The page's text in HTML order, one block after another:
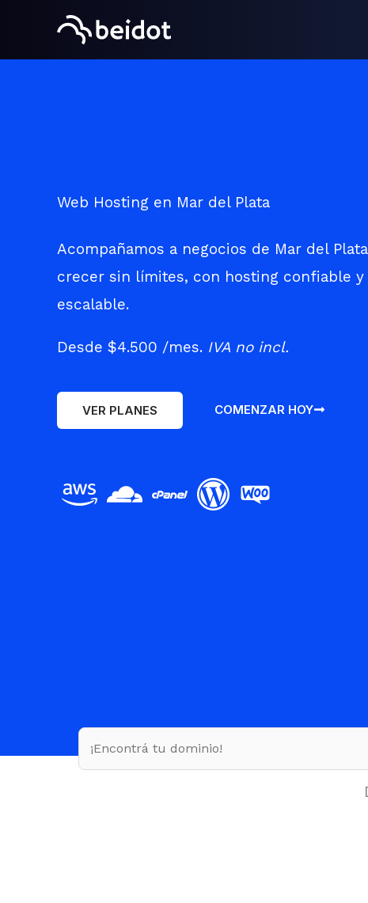
Web Hosting en Mar del Plata
Acompañamos a negocios de Mar del
crecer sin límites, con hosting confiable y
escalable.
Desde $4.500 /mes. IVA no incl.
VER PLANES COMENZAR HOY
a
language